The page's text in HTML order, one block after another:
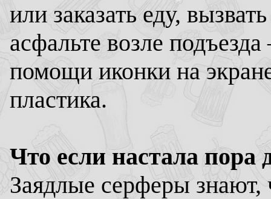
или заказать еду,
асфальте возле
помощи иконки на
пластика.
Что если настала пора
Заядлые серферы знают,